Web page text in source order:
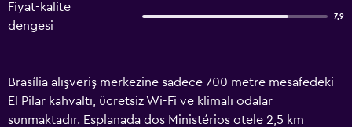
Fiyat-kalite
dengesi
7,9
Brasília alışveriş merkezine sadece 700 metre mesafedeki
El Pilar kahvaltı, ücretsiz Wi-Fi ve klimalı odalar
sunmaktadır. Esplanada dos Ministérios otele 2,5 km